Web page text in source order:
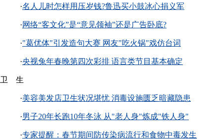
·名人儿时怎样用压岁钱?鲁迅买小鼓冰心捐义军
·网络“客文化”是“意见领袖”还是广告卧底?
·"葛优体"引发造句大赛 网友"吃火锅"戏仿台词
·央视兔年春晚第四次彩排 语言类节目基本确定
卫 生
·美容美发店卫生状况堪忧 消毒设施匮乏暗藏隐患
·男子20年长跑10年冬泳 从"老人身"炼成"铁人身"
·专家提醒：春节期间防传染病流行和食物中毒发生